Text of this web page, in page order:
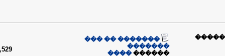
���
������� �� ���
�������
������
����